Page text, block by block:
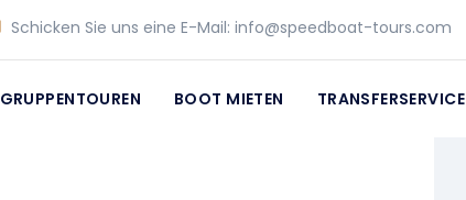
Schicken Sie uns eine E-Mail: info@speedboat-tours.com
GRUPPENTOUREN BOOT MIETEN TRANSFERSERVICE